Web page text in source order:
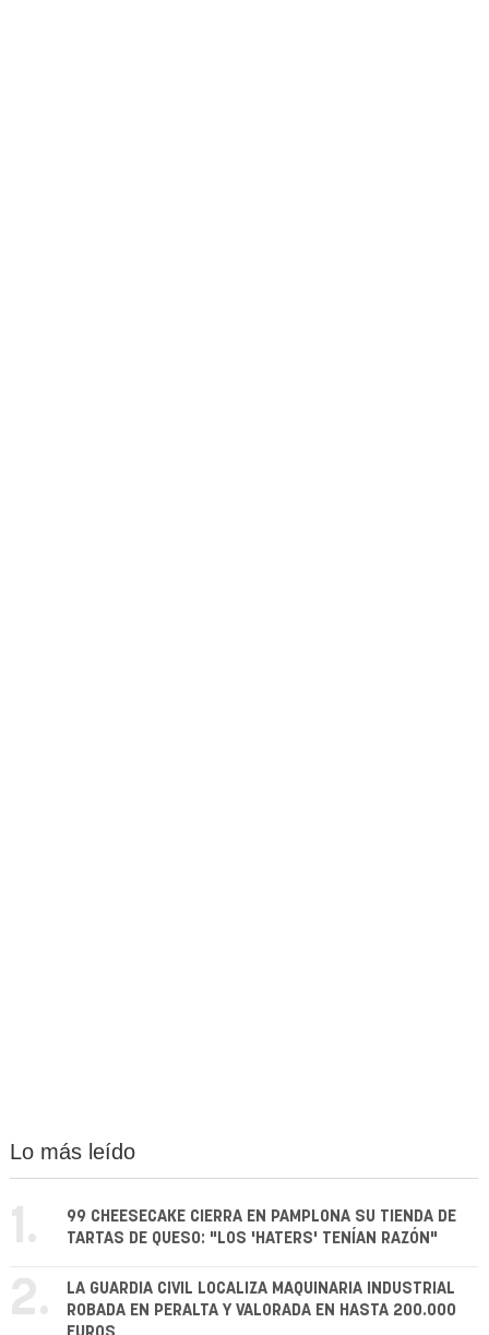
Lo más leído
1.
99 CHEESECAKE CIERRA EN PAMPLONA SU TIENDA DE
TARTAS DE QUESO: "LOS 'HATERS' TENÍAN RAZÓN"
2.
LA GUARDIA CIVIL LOCALIZA MAQUINARIA INDUSTRIAL
ROBADA EN PERALTA Y VALORADA EN HASTA 200.000